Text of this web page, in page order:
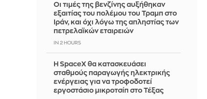
Οι τιμές της βενζίνης αυξήθηκαν
εξαιτίας του πολέμου του Τραμπ στο
Ιράν, και όχι λόγω της απληστίας των
πετρελαϊκών εταιρειών
IN 2 HOURS
Η SpaceX θα κατασκευάσει
σταθμούς παραγωγής ηλεκτρικής
ενέργειας για να τροφοδοτεί
εργοστάσιο μικροτσίπ στο Τέξας